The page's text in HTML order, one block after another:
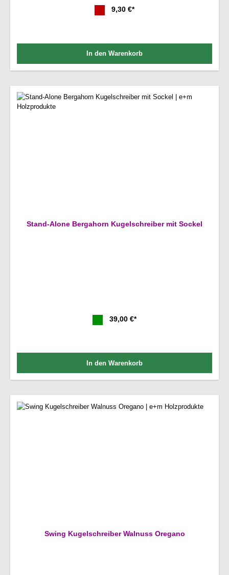
9,30 €*
In den Warenkorb
Stand-Alone Bergahorn Kugelschreiber mit Sockel
39,00 €*
In den Warenkorb
Swing Kugelschreiber Walnuss Oregano